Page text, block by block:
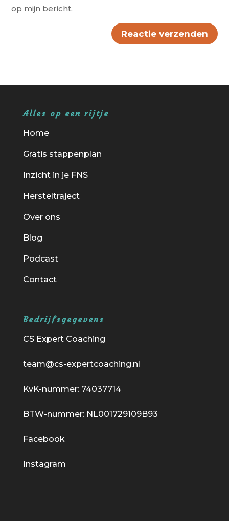
op mijn bericht.
Reactie verzenden
Alles op een rijtje
Home
Gratis stappenplan
Inzicht in je FNS
Hersteltraject
Over ons
Blog
Podcast
Contact
Bedrijfsgegevens
CS Expert Coaching
team@cs-expertcoaching.nl
KvK-nummer: 74037714
BTW-nummer: NL001729109B93
Facebook
Instagram